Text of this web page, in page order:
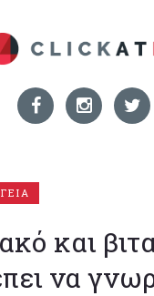
και
να